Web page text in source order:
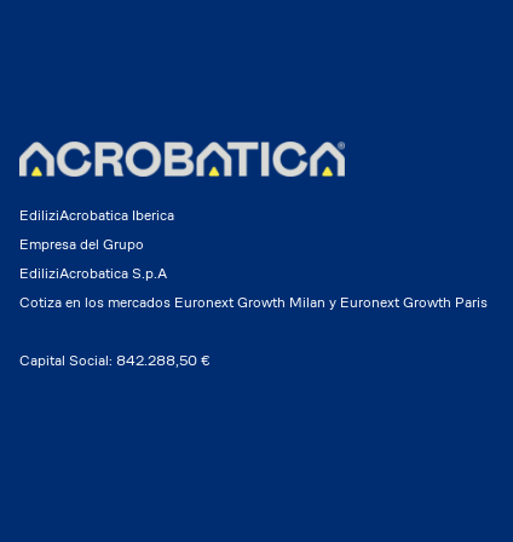
EdiliziAcrobatica Iberica
Empresa del Grupo
EdiliziAcrobatica S.p.A
Cotiza en los mercados Euronext Growth Milan y Euronext Growth Paris
Capital Social: 842.288,50 €